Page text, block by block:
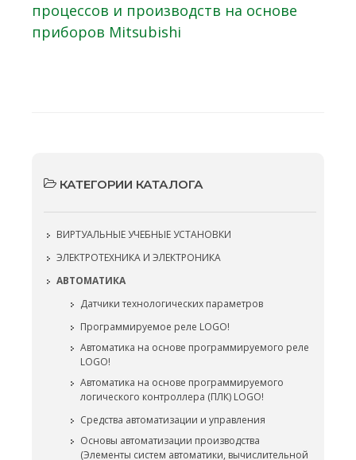
процессов и производств на основе
приборов Mitsubishi
КАТЕГОРИИ КАТАЛОГА
ВИРТУАЛЬНЫЕ УЧЕБНЫЕ УСТАНОВКИ
ЭЛЕКТРОТЕХНИКА И ЭЛЕКТРОНИКА
АВТОМАТИКА
Датчики технологических параметров
Программируемое реле LOGO!
Автоматика на основе программируемого реле
LOGO!
Автоматика на основе программируемого
логического контроллера (ПЛК) LOGO!
Средства автоматизации и управления
Основы автоматизации производства
(Элементы систем автоматики, вычислительной